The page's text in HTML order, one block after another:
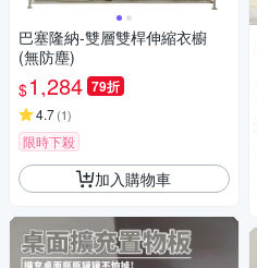
巴塞隆納-雙層雙桿伸縮衣櫥
(無防塵)
$1,284 79折
4.7(1)
限時下殺
加入購物車